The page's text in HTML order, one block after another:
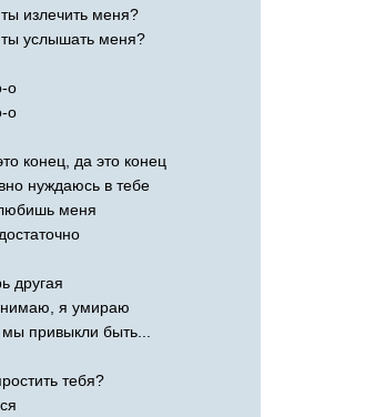
излечить меня?
услышать меня?
о
о
конец, да это конец
нуждаюсь в тебе
меня
другая
я умираю
привыкли быть...
тебя?